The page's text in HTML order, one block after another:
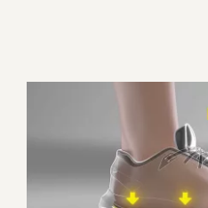
Custom Live,
mesure en